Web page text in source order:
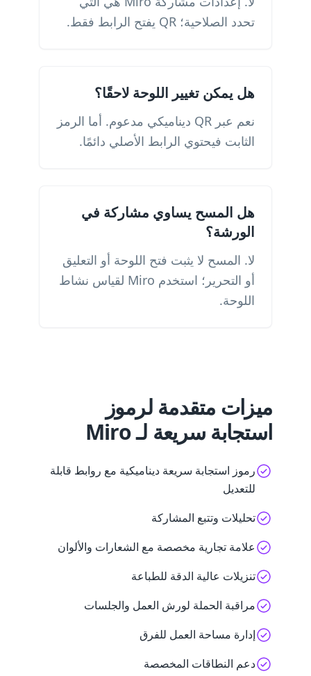
تحدد الصلاحية؛ QR يفتح الرابط فقط.
هل يمكن تغيير اللوحة لاحقًا؟
نعم عبر QR ديناميكي مدعوم. أما الرمز
الثابت فيحتوي الرابط الأصلي دائمًا.
هل المسح يساوي مشاركة في
الورشة؟
لا. المسح لا يثبت فتح اللوحة أو التعليق
أو التحرير؛ استخدم Miro لقياس نشاط
اللوحة.
ميزات متقدمة لرموز
استجابة سريعة لـ Miro
رموز استجابة سريعة ديناميكية مع روابط قابلة
للتعديل
تحليلات وتتبع المشاركة
علامة تجارية مخصصة مع الشعارات والألوان
تنزيلات عالية الدقة للطباعة
مراقبة الحملة لورش العمل والجلسات
إدارة مساحة العمل للفرق
دعم النطاقات المخصصة